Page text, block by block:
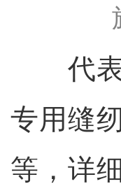
代表
专用缝
等，详